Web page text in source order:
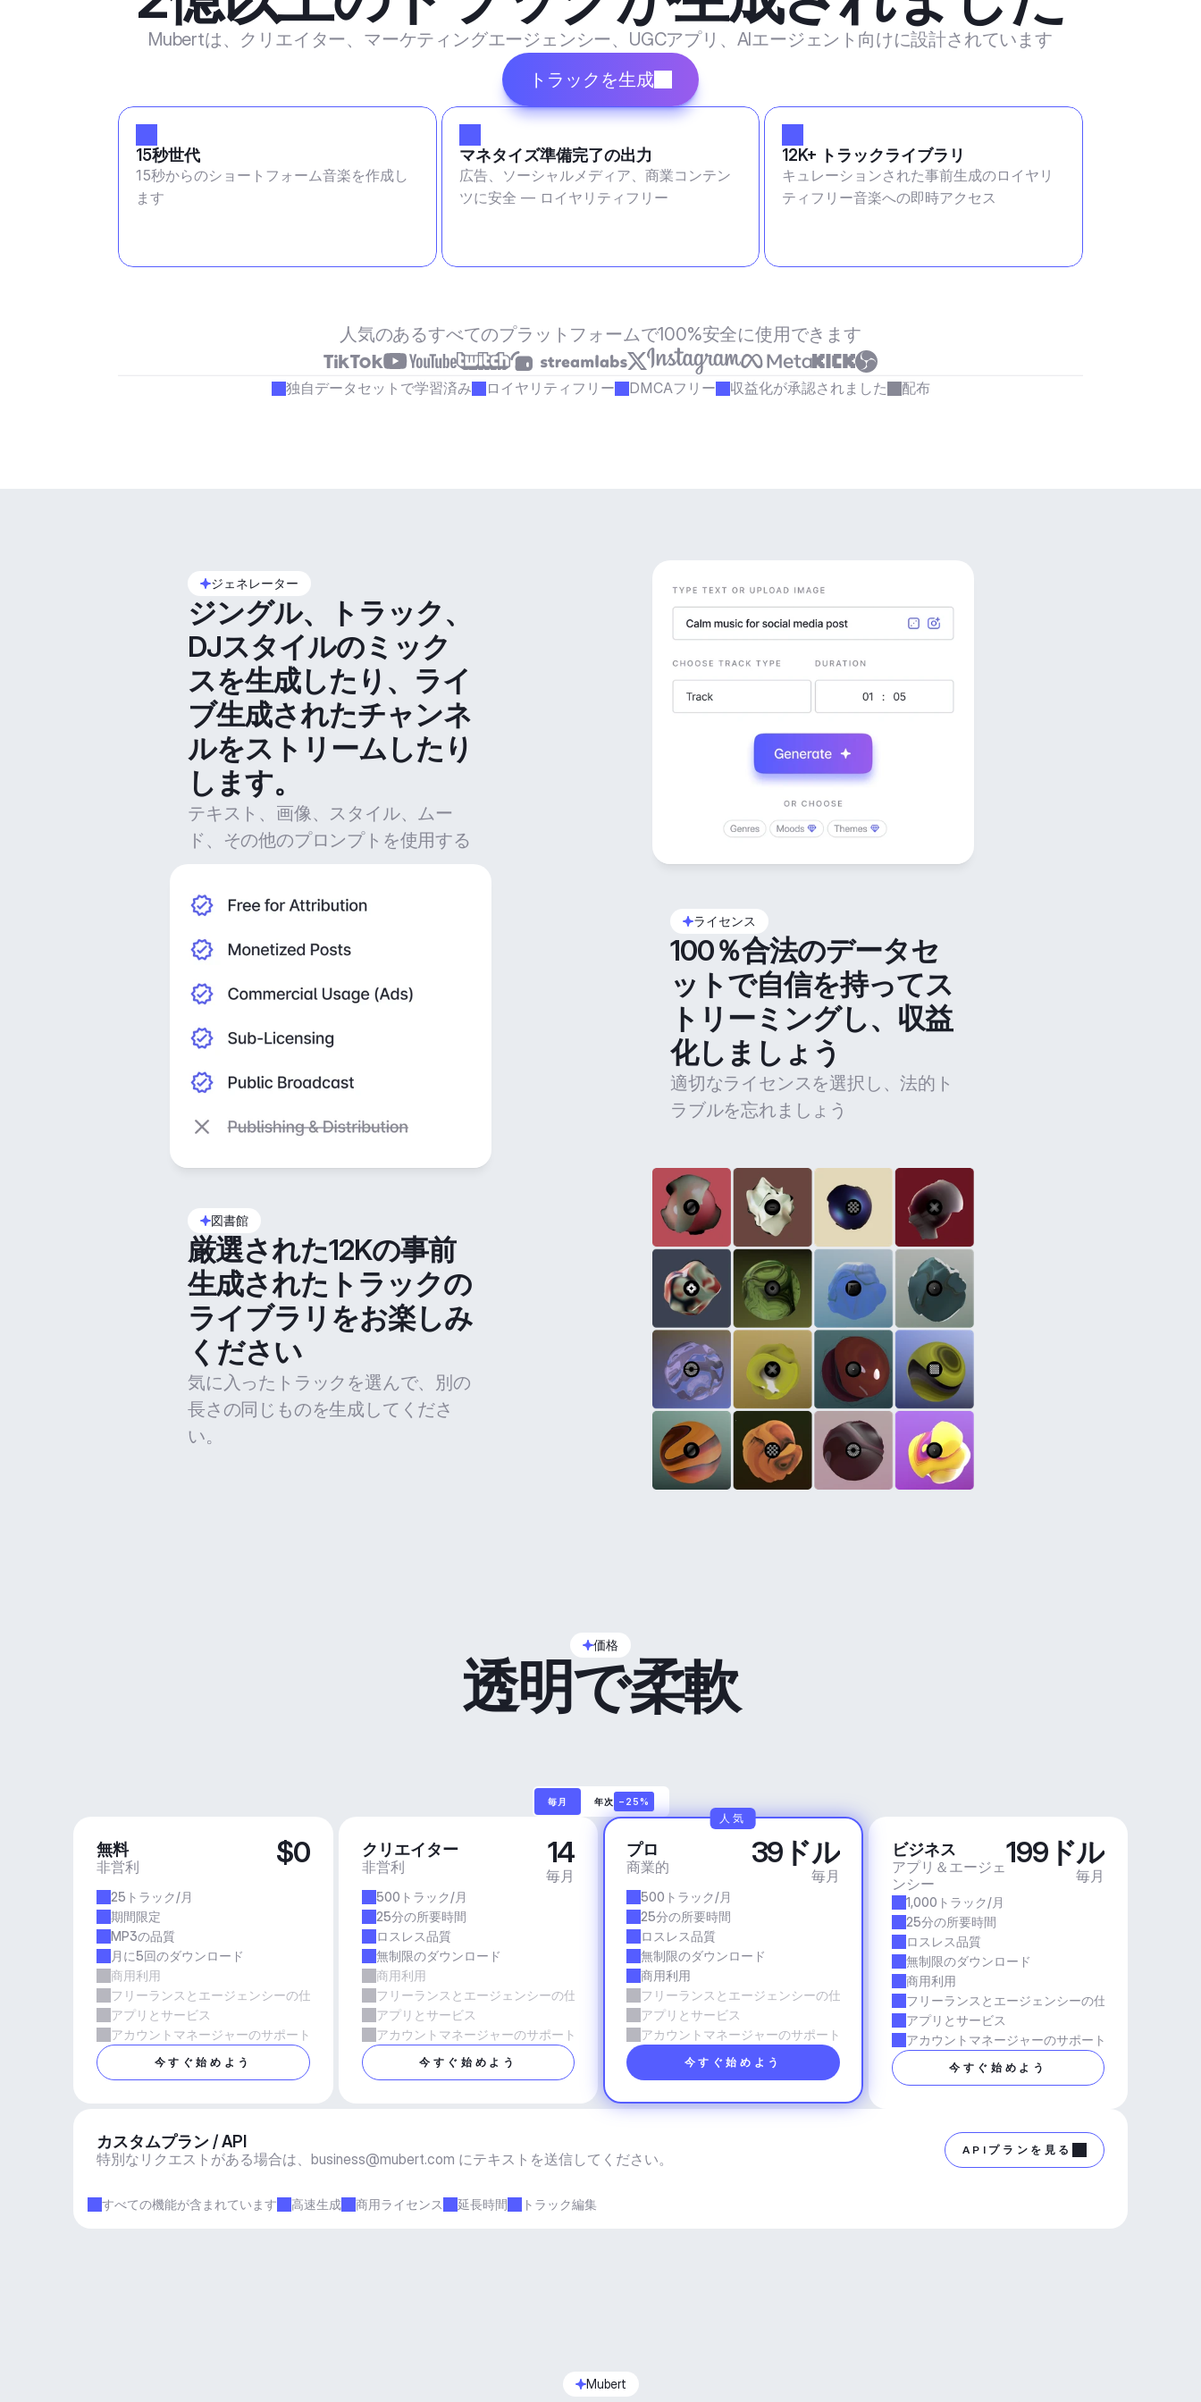
Mubertは、クリエイター、マーケティングエージェンシー、UGCアプリ、AIエージェント向けに設計されています
トラックを生成
15秒世代
15秒からのショートフォーム音楽を作成し
ます
マネタイズ準備完了の出力
広告、ソーシャルメディア、商業コンテン
ツに安全 — ロイヤリティフリー
12K+ トラックライブラリ
キュレーションされた事前生成のロイヤリ
ティフリー音楽への即時アクセス
人気のあるすべてのプラットフォームで100%安全に使用できます
独自データセットで学習済み ロイヤリティフリー DMCAフリー 収益化が承認されました 配布
ジェネレーター
ジングル、トラック、
DJスタイルのミック
スを生成したり、ライ
ブ生成されたチャンネ
ルをストリームしたり
します。
テキスト、画像、スタイル、ムー
ド、その他のプロンプトを使用する
ライセンス
100％合法のデータセ
ットで自信を持ってス
トリーミングし、収益
化しましょう
適切なライセンスを選択し、法的ト
ラブルを忘れましょう
図書館
厳選された12Kの事前
生成されたトラックの
ライブラリをお楽しみ
ください
気に入ったトラックを選んで、別の
長さの同じものを生成してくださ
い。
価格
透明で柔軟
毎月 年次 −25%
無料
非営利 $0
25トラック/月
期間限定
MP3の品質
月に5回のダウンロード
商用利用
フリーランスとエージェンシーの仕事
アプリとサービス
アカウントマネージャーのサポート
今すぐ始めよう
クリエイター
非営利 14
毎月
500トラック/月
25分の所要時間
ロスレス品質
無制限のダウンロード
商用利用
フリーランスとエージェンシーの仕事
アプリとサービス
アカウントマネージャーのサポート
今すぐ始めよう
プロ
商業的 39ドル
毎月
500トラック/月
25分の所要時間
ロスレス品質
無制限のダウンロード
商用利用
フリーランスとエージェンシーの仕事
アプリとサービス
アカウントマネージャーのサポート
今すぐ始めよう
人気
ビジネス
アプリ＆エージェ
ンシー
199ドル
毎月
1,000トラック/月
25分の所要時間
ロスレス品質
無制限のダウンロード
商用利用
フリーランスとエージェンシーの仕事
アプリとサービス
アカウントマネージャーのサポート
今すぐ始めよう
カスタムプラン / API
特別なリクエストがある場合は、 business@mubert.com にテキストを送信してください。
APIプランを見る
すべての機能が含まれています 高速生成 商用ライセンス 延長時間 トラック編集
Mubert